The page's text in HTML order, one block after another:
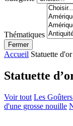
Thématiques
Fermer
Accueil Statuette d'or
Statuette
Voir tout Les
d'une grosse nouille